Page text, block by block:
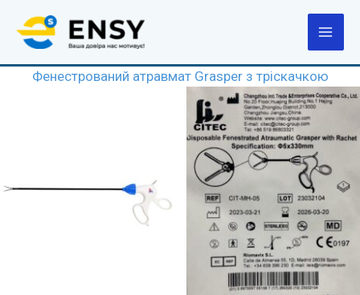
вмісту
Фенестрований атравмат Grasper з тріскачкою